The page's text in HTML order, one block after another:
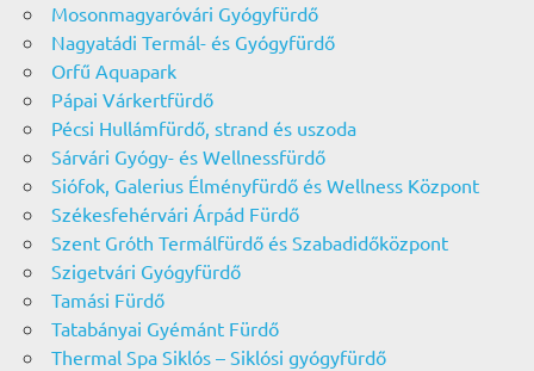
Mosonmagyaróvári Gyógyfürdő
Nagyatádi Termál- és Gyógyfürdő
Orfű Aquapark
Pápai Várkertfürdő
Pécsi Hullámfürdő, strand és uszoda
Sárvári Gyógy- és Wellnessfürdő
Siófok, Galerius Élményfürdő és Wellness Központ
Székesfehérvári Árpád Fürdő
Szent Gróth Termálfürdő és Szabadidőközpont
Szigetvári Gyógyfürdő
Tamási Fürdő
Tatabányai Gyémánt Fürdő
Thermal Spa Siklós – Siklósi gyógyfürdő